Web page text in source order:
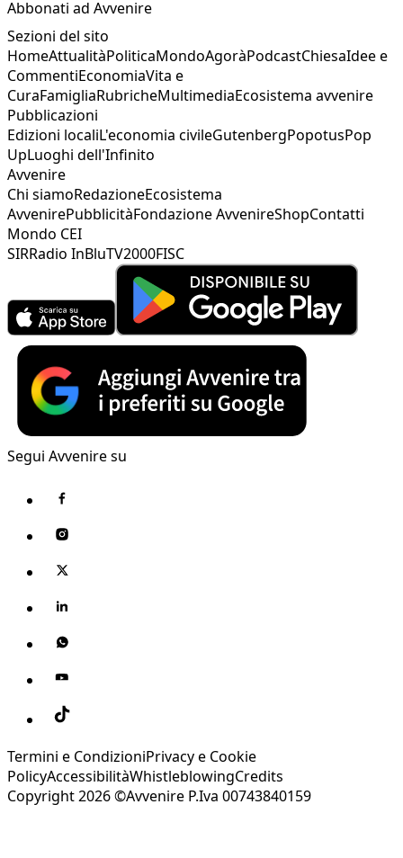
Abbonati ad Avvenire
Sezioni del sito
HomeAttualitàPoliticaMondoAgoràPodcastChiesaIdee e
CommentiEconomiaVita e
CuraFamigliaRubricheMultimediaEcosistema avvenire
Pubblicazioni
Edizioni localiL'economia civileGutenbergPopotusPop
UpLuoghi dell'Infinito
Avvenire
Chi siamoRedazioneEcosistema
AvvenirePubblicitàFondazione AvvenireShopContatti
Mondo CEI
SIRRadio InBluTV2000FISC
Segui Avvenire su
Termini e CondizioniPrivacy e Cookie
PolicyAccessibilitàWhistleblowingCredits
Copyright 2026 ©Avvenire P.Iva 00743840159